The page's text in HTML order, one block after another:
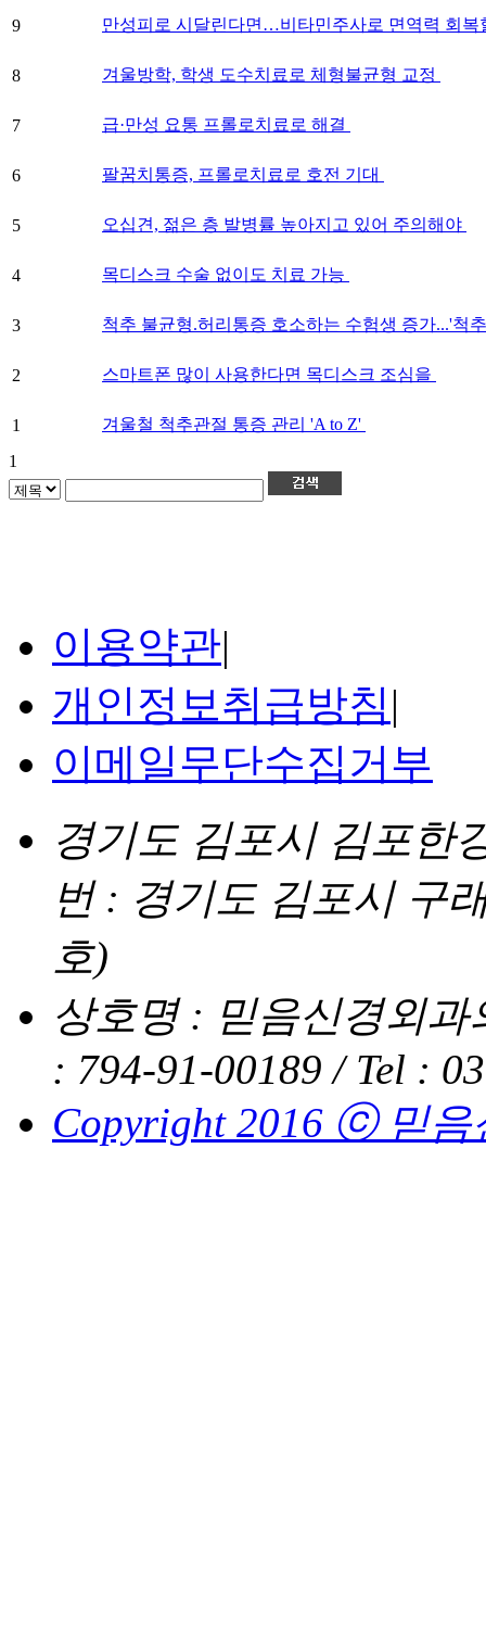
9 만성피로 시달린다면…비타민주사로 면역력 회복
8 겨울방학, 학생 도수치료로 체형불균형 교정
7 급·만성 요통 프롤로치료로 해결
6 팔꿈치통증, 프롤로치료로 호전 기대
5 오십견, 젊은 층 발병률 높아지고 있어 주의해야
4 목디스크 수술 없이도 치료 가능
3 척추 불균형.허리통증 호소하는 수험생 증가...'척
2 스마트폰 많이 사용한다면 목디스크 조심을
1
겨울철 척추관절 통증 관리 'A to Z'
1
이용약관|
개인정보취급방침 |
이메일무단수집거부
경기도 김포시 김포한
번 : 경기도 김포시 구
호)
상호명 : 믿음신경외
: 794-91-00189 / Tel :
Copyright 2016 ⓒ 믿음